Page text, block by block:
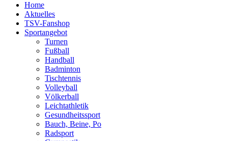
Home
Aktuelles
TSV-Fanshop
Sportangebot
Turnen
Fußball
Handball
Badminton
Tischtennis
Volleyball
Völkerball
Leichtathletik
Gesundheitssport
Bauch, Beine, Po
Radsport